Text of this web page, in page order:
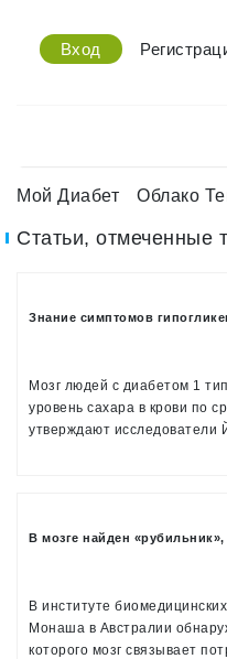
Вход
Мой Диабет Облако
Статьи, отмеченные
Знание симптомов
Мозг людей с диабетом 1
уровень сахара в крови по
утверждают исследователи
В мозге найден
В институте
Монаша в Австралии
которого мозг связывает